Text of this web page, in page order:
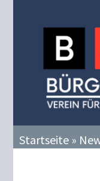
Startseite »